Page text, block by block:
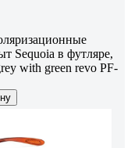
Sequoia в футляре,
with green revo PF-